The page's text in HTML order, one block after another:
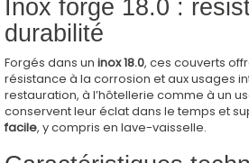
Inox forgé 18.0 :
durabilité
Forgés dans un inox 18.0, ces couverts
résistance à la corrosion et aux usages
restauration, à l’hôtellerie comme à un
conservent leur éclat dans le temps et
facile, y compris en lave-vaisselle.